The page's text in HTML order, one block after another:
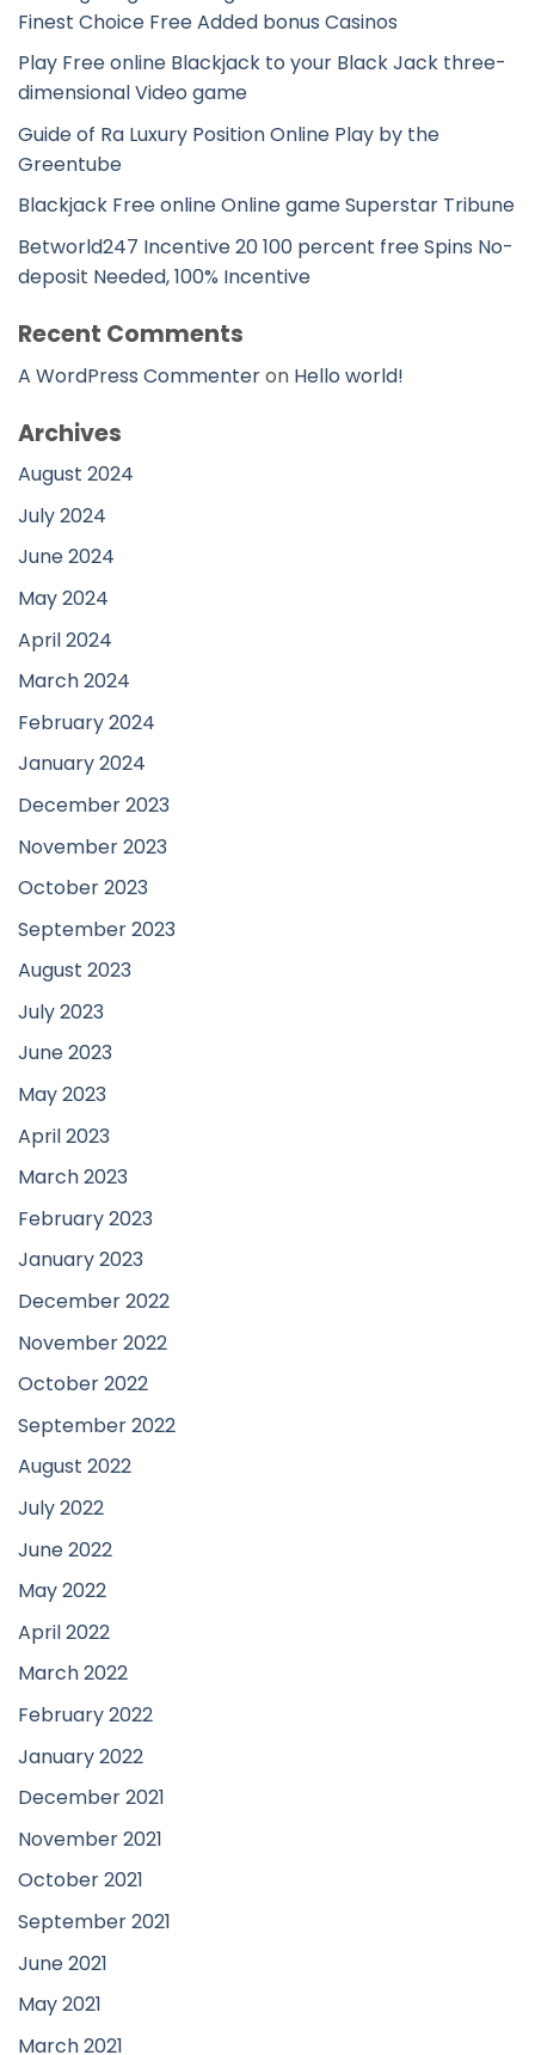
Finest Choice Free Added bonus Casinos
Play Free online Blackjack to your Black Jack three-
dimensional Video game
Guide of Ra Luxury Position Online Play by the
Greentube
Blackjack Free online Online game Superstar Tribune
Betworld247 Incentive 20 100 percent free Spins No-
deposit Needed, 100% Incentive
Recent Comments
A WordPress Commenteron Hello world!
Archives
August 2024
July 2024
June 2024
May 2024
April 2024
March 2024
February 2024
January 2024
December 2023
November 2023
October 2023
September 2023
August 2023
July 2023
June 2023
May 2023
April 2023
March 2023
February 2023
January 2023
December 2022
November 2022
October 2022
September 2022
August 2022
July 2022
June 2022
May 2022
April 2022
March 2022
February 2022
January 2022
December 2021
November 2021
October 2021
September 2021
June 2021
May 2021
March 2021